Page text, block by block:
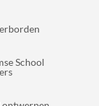
School